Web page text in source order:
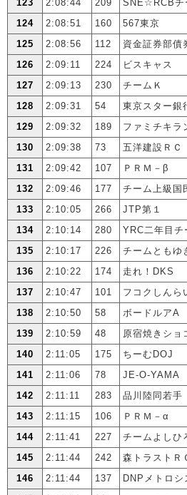
123
2:08:44 209
SNE☆RCBチ
124
2:08:51 160
567東京
125
2:08:56 112
資金証券部債
126
2:09:11 224
ビスキャス
127
2:09:13 230
チームＫ
128
2:09:31 54
東京スター銀
129
2:09:32 189
ファミチキラ
130
2:09:38 73
五洋建設ＲＣ
131
2:09:42 107
ＰＲＭ－β
132
2:09:46 177
チーム上級国
133
2:10:05 266
JTP第１
134
2:10:14 280
YRC二年目チ
135
2:10:17 226
チームともゆ
136
2:10:22 174
走れ！DKS
137
2:10:47 101
フコクしんら
138
2:10:50 58
ボードルアA
139
2:10:59 48
原宿焼きショ
140
2:11:05 175
ちーむDOJ
141
2:11:06 78
JE-O-YAMA
142
2:11:11 283
品川陸同若手
143
2:11:15 106
ＰＲＭ－α
144
2:11:41 227
チームよしひ
145
2:11:44 242
森トラストＲ
146
2:11:44 137
DNPメトロシ